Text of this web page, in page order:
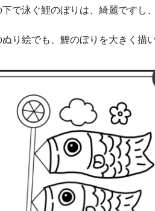
で泳ぐ鯉のぼりは、綺麗ですし
ぬり絵でも、鯉のぼりを大きく描